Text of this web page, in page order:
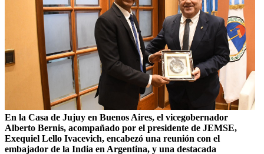
En la Casa de Jujuy en Buenos Aires, el vicegobernador
Alberto Bernis, acompañado por el presidente de JEMSE,
Exequiel Lello Ivacevich, encabezó una reunión con el
embajador de la India en Argentina, y una destacada